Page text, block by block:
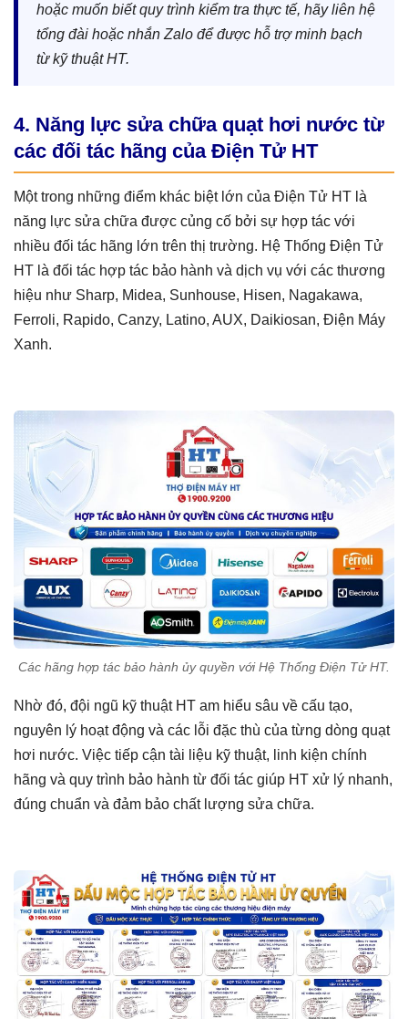
hoặc muốn biết quy trình kiểm tra thực tế, hãy liên hệ
tổng đài hoặc nhắn Zalo để được hỗ trợ minh bạch
từ kỹ thuật HT.
4. Năng lực sửa chữa quạt hơi nước từ
các đối tác hãng của Điện Tử HT
Một trong những điểm khác biệt lớn của Điện Tử HT là
năng lực sửa chữa được củng cố bởi sự hợp tác với
nhiều đối tác hãng lớn trên thị trường. Hệ Thống Điện Tử
HT là đối tác hợp tác bảo hành và dịch vụ với các thương
hiệu như Sharp, Midea, Sunhouse, Hisen, Nagakawa,
Ferroli, Rapido, Canzy, Latino, AUX, Daikiosan, Điện Máy
Xanh.
Các hãng hợp tác bảo hành ủy quyền với Hệ Thống Điện Tử HT.
Nhờ đó, đội ngũ kỹ thuật HT am hiểu sâu về cấu tạo,
nguyên lý hoạt động và các lỗi đặc thù của từng dòng quạt
hơi nước. Việc tiếp cận tài liệu kỹ thuật, linh kiện chính
hãng và quy trình bảo hành từ đối tác giúp HT xử lý nhanh,
đúng chuẩn và đảm bảo chất lượng sửa chữa.